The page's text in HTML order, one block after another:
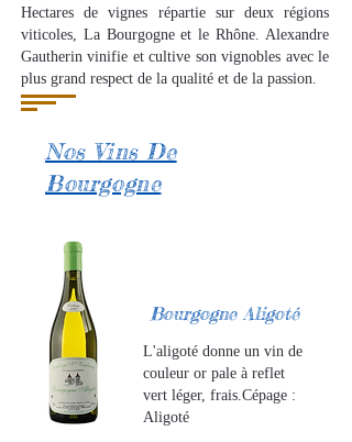
Hectares de vignes répartie sur deux régions
viticoles, La Bourgogne et le Rhône. Alexandre
Gautherin vinifie et cultive son vignobles avec le
plus grand respect de la qualité et de la passion.
Nos Vins De
Bourgogne
Bourgogne Aligoté
L'aligoté donne un vin de
couleur or pale à reflet
vert léger, frais.Cépage :
Aligoté